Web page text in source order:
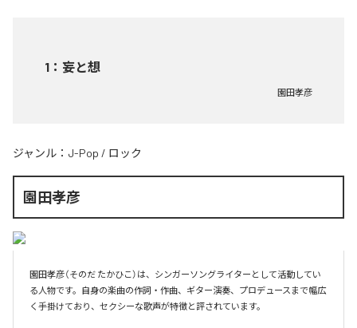
1 ： 妄と想
園田孝彦
ジャンル： J-Pop / ロック
園田孝彦
園田孝彦（そのだ たかひこ）は、シンガーソングライターとして活動してい
る人物です。自身の楽曲の作詞・作曲、ギター演奏、プロデュースまで幅広
く手掛けており、セクシーな歌声が特徴と評されています。